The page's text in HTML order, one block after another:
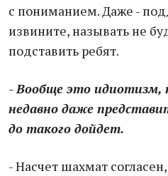
с пониманием. Даже -
извините, называть не
подставить ребят.
- Вообще это идиотизм,
недавно даже
до такого дойдет.
- Насчет шахмат